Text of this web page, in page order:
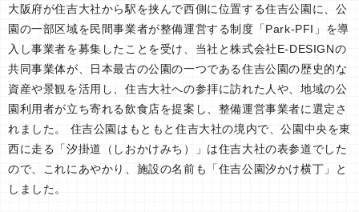
大阪府が住吉大社から駅を挟んで西側に位置する住吉公園に、公
園の一部区域を民間事業者が整備運営する制度「Park-PFI」を導
入し事業者を募集したことを受け、当社と株式会社E-DESIGNの
共同事業体が、日本最古の公園の一つである住吉公園の歴史的な
資産や景観を活用し、住吉大社への参拝に訪れた人や、地域の公
園利用者が立ち寄れる飲食店を提案し、整備運営事業者に選定さ
れました。 住吉公園はもともと住吉大社の境内で、公園中央を東
西に走る「汐掛道（しおかけみち）」は住吉大社の表参道でした
ので、これにあやかり、施設の名前も「住吉公園汐かけ横丁」と
しました。